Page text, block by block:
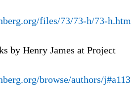
files/73/73-h/73-h.htm
by Henry James at Project
browse/authors/j#a113